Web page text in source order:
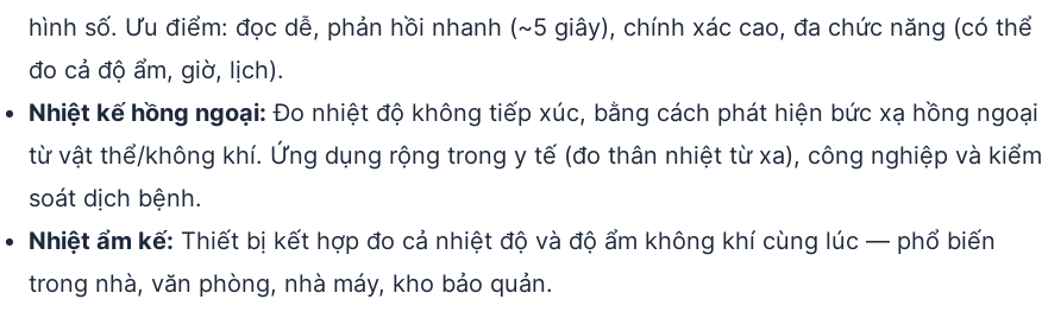
hình số. Ưu điểm: đọc dễ, phản hồi nhanh (~5 giây), chính xác cao, đa chức năng (có thể
đo cả độ ẩm, giờ, lịch).
Nhiệt kế hồng ngoại: Đo nhiệt độ không tiếp xúc, bằng cách phát hiện bức xạ hồng ngoại
từ vật thể/không khí. Ứng dụng rộng trong y tế (đo thân nhiệt từ xa), công nghiệp và kiểm
soát dịch bệnh.
Nhiệt ẩm kế: Thiết bị kết hợp đo cả nhiệt độ và độ ẩm không khí cùng lúc — phổ biến
trong nhà, văn phòng, nhà máy, kho bảo quản.